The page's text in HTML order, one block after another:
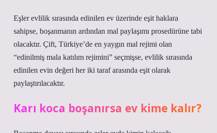
Eşler evlilik sırasında edinilen ev üzerinde eşit haklara
sahipse, boşanmanın ardından mal paylaşımı prosedürüne tabi
olacaktır. Çift, Türkiye’de en yaygın mal rejimi olan
“edinilmiş mala katılım rejimini” seçmişse, evlilik sırasında
edinilen evin değeri her iki taraf arasında eşit olarak
paylaştırılacaktır.
Karı koca boşanırsa ev kime kalır?